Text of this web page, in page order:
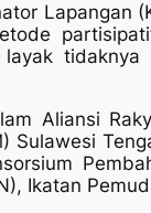
Aliansi
Sulawesi
Ikatan